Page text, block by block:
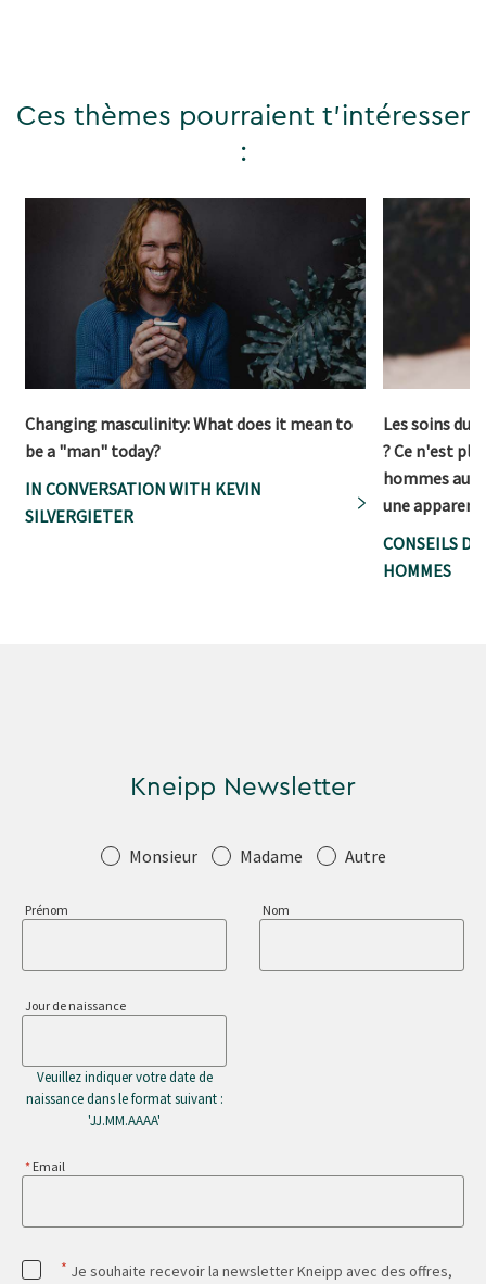
Ces thèmes pourraient t'intéresser
:
Changing masculinity: What does it mean to
be a "man" today?
IN CONVERSATION WITH KEVIN
SILVERGIETER
Les soins du
? Ce n'est
hommes
une
CONSEILS
HOMMES
Kneipp Newsletter
SalutationMonsieur Madame Autre
Prénom Nom
Jour de naissance
Veuillez indiquer votre date de
naissance dans le format suivant :
'JJ.MM.AAAA'
Email
* Je souhaite recevoir la newsletter Kneipp avec des offres,